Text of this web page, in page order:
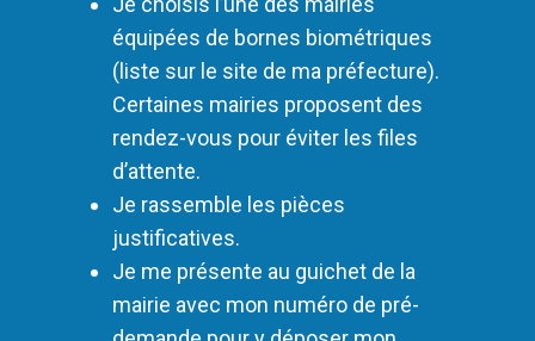
équipées de bornes biométriques
(liste sur le site de ma préfecture).
Certaines mairies proposent des
rendez-vous pour éviter les files
d’attente.
Je rassemble les pièces
justificatives.
Je me présente au guichet de la
mairie avec mon numéro de pré-